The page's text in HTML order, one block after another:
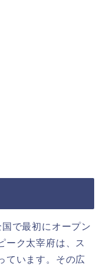
で最初にオープン
ーク太宰府は、ス
ています。その広